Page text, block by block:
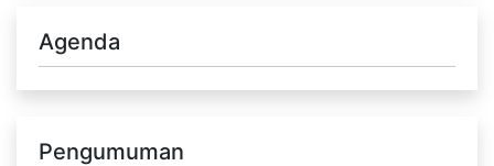
Agenda
Pengumuman